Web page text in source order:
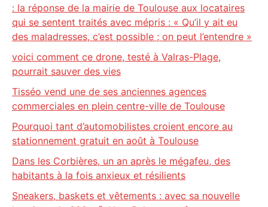
: la réponse de la mairie de Toulouse aux locataires
qui se sentent traités avec mépris : « Qu’il y ait eu
des maladresses, c’est possible ; on peut l’entendre »
voici comment ce drone, testé à Valras-Plage,
pourrait sauver des vies
Tisséo vend une de ses anciennes agences
commerciales en plein centre-ville de Toulouse
Pourquoi tant d’automobilistes croient encore au
stationnement gratuit en août à Toulouse
Dans les Corbières, un an après le mégafeu, des
habitants à la fois anxieux et résilients
Sneakers, baskets et vêtements : avec sa nouvelle